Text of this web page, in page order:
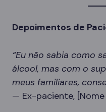
Depoimentos de
“Eu não sabia como
álcool, mas com o
meus familiares,
— Ex-paciente,